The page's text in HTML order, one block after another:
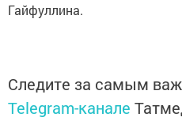
Гайфуллина.
Следите за самым
Telegram-канале